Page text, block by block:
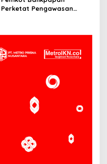
Perketat Pengawasan
Dikelola Baik